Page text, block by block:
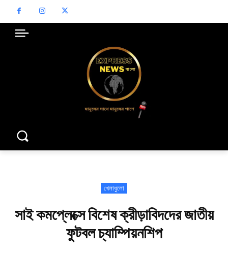
খেলাধুলো
সাই কমপ্লেক্সে বিশেষ ক্রীড়াবিদদের জাতীয়
ফুটবল চ্যাম্পিয়নশিপ